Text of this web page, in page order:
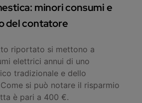
minori consumi e
del contatore
riportato si mettono a
elettrici annui di uno
tradizionale e dello
si può notare il risparmio
è pari a 400 €.